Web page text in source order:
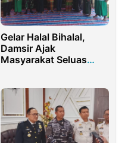
Gelar Halal Bihalal,
Damsir Ajak
Masyarakat Seluas